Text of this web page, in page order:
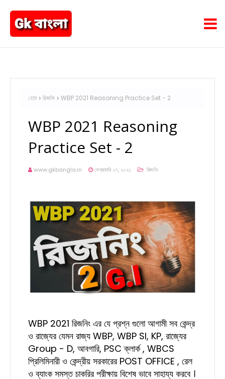
হোম রিজনিং WBP 2021 Reasoning Practice Set - 2
WBP 2021 Reasoning
Practice Set - 2
www.gkbangla.in ফেব্রুয়ারি ২৭, ২০২১ রিজনিং
WBP 2021 রিজনিং এর যে প্রশ্ন গুলো আগামী সব কেন্দ্র
ও রাজ্যের যেমন রাজ্য WBP, WBP SI, KP, রাজ্যের
Group - D, আবগারি, PSC ক্লার্ক , WBCS
প্রিলিমিনারী ও কেন্দ্রীয় সরকারের POST OFFICE , রেল
ও ব্যাংক সমস্ত চাকরির পরীক্ষায় বিশেষ ভাবে সাহায্য করবে ।